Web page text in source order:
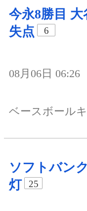
今永8勝目
失点
6
08月06日 06:26
ベースボール
ソフトバン
灯
25